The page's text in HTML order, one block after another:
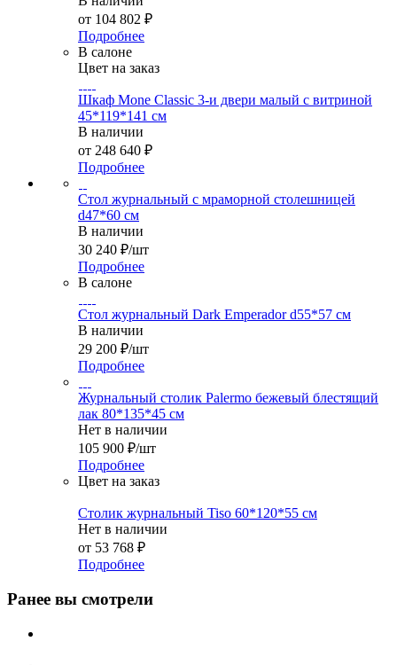
от 104 802 ₽
Подробнее
В салоне
Цвет на заказ
Шкаф Mone Classic 3-и двери малый с витриной
45*119*141 см
В наличии
от 248 640 ₽
Подробнее
Стол журнальный с мраморной столешницей
d47*60 см
В наличии
30 240 ₽/шт
Подробнее
В салоне
Стол журнальный Dark Emperador d55*57 см
В наличии
29 200 ₽/шт
Подробнее
Журнальный столик Palermo бежевый блестящий
лак 80*135*45 см
Нет в наличии
105 900 ₽/шт
Подробнее
Цвет на заказ
Столик журнальный Tiso 60*120*55 см
Нет в наличии
от 53 768 ₽
Подробнее
Ранее вы смотрели